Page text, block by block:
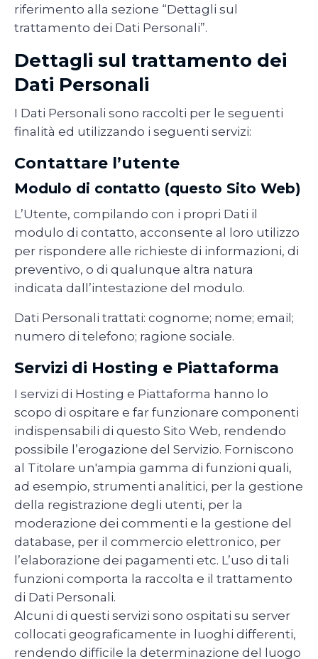
riferimento alla sezione “Dettagli sul
trattamento dei Dati Personali”.
Dettagli sul trattamento dei
Dati Personali
I Dati Personali sono raccolti per le seguenti
finalità ed utilizzando i seguenti servizi:
Contattare l’utente
Modulo di contatto (questo Sito Web)
L’Utente, compilando con i propri Dati il
modulo di contatto, acconsente al loro utilizzo
per rispondere alle richieste di informazioni, di
preventivo, o di qualunque altra natura
indicata dall’intestazione del modulo.
Dati Personali trattati: cognome; nome; email;
numero di telefono; ragione sociale.
Servizi di Hosting e Piattaforma
I servizi di Hosting e Piattaforma hanno lo
scopo di ospitare e far funzionare componenti
indispensabili di questo Sito Web, rendendo
possibile l’erogazione del Servizio. Forniscono
al Titolare un'ampia gamma di funzioni quali,
ad esempio, strumenti analitici, per la gestione
della registrazione degli utenti, per la
moderazione dei commenti e la gestione del
database, per il commercio elettronico, per
l’elaborazione dei pagamenti etc. L’uso di tali
funzioni comporta la raccolta e il trattamento
di Dati Personali.
Alcuni di questi servizi sono ospitati su server
collocati geograficamente in luoghi differenti,
rendendo difficile la determinazione del luogo